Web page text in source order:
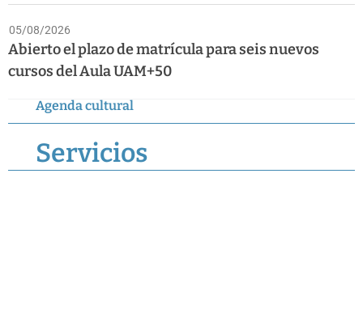
05/08/2026
Abierto el plazo de matrícula para seis nuevos
cursos del Aula UAM+50
Agenda cultural
Servicios